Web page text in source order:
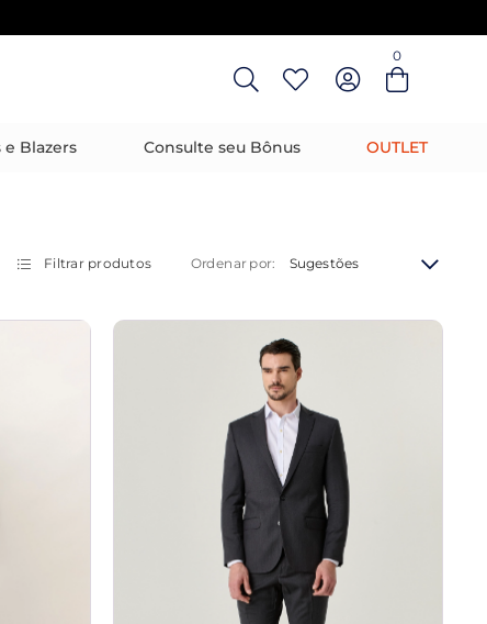
Entre com email ou cpf/cnpj
0
e Blazers Consulte seu Bônus OUTLET
Filtrar produtos Sugestões
Ordenar por: